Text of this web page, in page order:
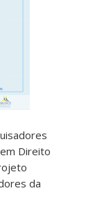
Direito
da